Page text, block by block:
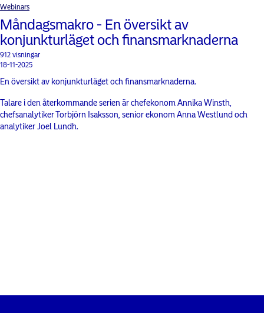
Webinars
Måndagsmakro - En översikt av
konjunkturläget och finansmarknaderna
912 visningar
18-11-2025
En översikt av konjunkturläget och finansmarknaderna.
Talare i den återkommande serien är chefekonom Annika Winsth,
chefsanalytiker Torbjörn Isaksson, senior ekonom Anna Westlund och
analytiker Joel Lundh.